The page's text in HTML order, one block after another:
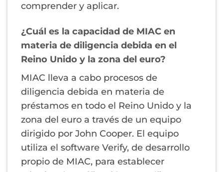
comprender y aplicar.
¿Cuál es la capacidad de MIAC en
materia de diligencia debida en el
Reino Unido y la zona del euro?
MIAC lleva a cabo procesos de
diligencia debida en materia de
préstamos en todo el Reino Unido y la
zona del euro a través de un equipo
dirigido por John Cooper. El equipo
utiliza el software Verify, de desarrollo
propio de MIAC, para establecer